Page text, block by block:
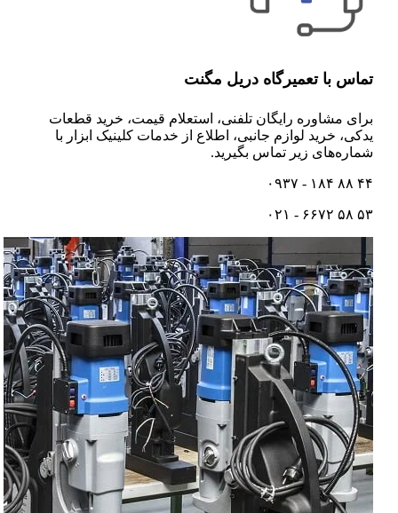
تماس با تعمیرگاه دریل مگنت
برای مشاوره رایگان تلفنی،‌ استعلام قیمت،‌ خرید قطعات
یدکی، خرید لوازم جانبی، اطلاع از خدمات کلینیک ابزار با
شماره‌های زیر تماس بگیرید.
۴۴ ۸۸ ۱۸۴ - ۰۹۳۷
۵۳ ۵۸ ۶۶۷۲ - ۰۲۱